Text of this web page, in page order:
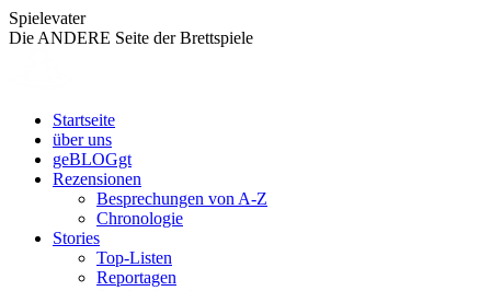
Zum
Inhalt
Spielevater
Die ANDERE Seite der Brettspiele
Startseite
über uns
geBLOGgt
Rezensionen
Besprechungen von A-Z
Chronologie
Stories
Top-Listen
Reportagen